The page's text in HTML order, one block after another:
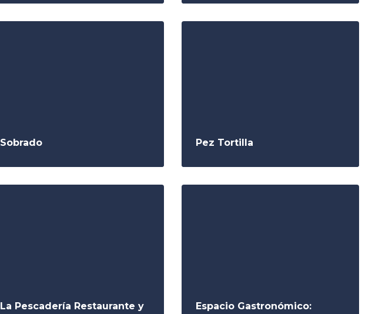
Sobrado Pez Tortilla
La Pescadería Restaurante y
Espacio Gastronómico: